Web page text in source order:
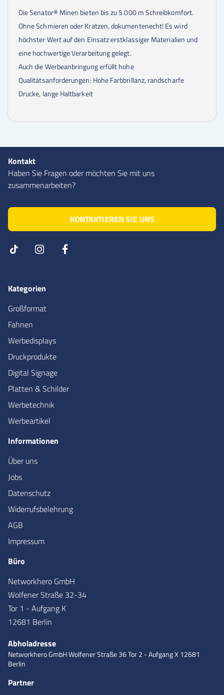
Die Senator® Minen bieten bis zu 5.000 m Schreibkomfort.
Ohne Schmieren oder Kratzen, dokumentenecht! Es wird
höchster Wert auf den Einsatz erstklassiger Materialien und
eine hochwertige Verarbeitung gelegt.
Auch die Werbeanbringung erfüllt hohe
Qualitätsanforderungen: Hohe Farbbrillanz, randscharfe
Drucke, lange Haltbarkeit
Kontakt
Haben Sie Fragen oder möchten Sie mit uns
zusammenarbeiten?
KONTAKTIEREN SIE UNS
Kategorien
Großformat
Fahnen
Werbedisplays
Druckprodukte
Digital Signage
Platten & Schilder
Werbetechnik
Werbeartikel
Informationen
Über uns
Jobs
Datenschutz
Widerrufsbelehrung
AGB
Impressum
Büro
Networkhero GmbH
Wolfener Straße 32-34
Tor 1 - Aufgang K
12681 Berlin
Abholadresse
Networkhero GmbHWolfener Straße 36Tor 2 - Aufgang X12681
Berlin
Partner